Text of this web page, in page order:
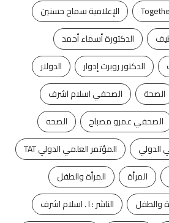
الإعلامية سماح حسنين
الدكتورة أسماء أحمد
الدكتور روبرت إدوار
الدولار
الصحة
الصحفي اسلام اشرف
الصحفي عمرو مصباح
الصحه
الدولي
المؤتمر العلمي الدولي TAT
المرأة
المرأة والطفل
والطفل
الناشر : ا . اسلام اشرف